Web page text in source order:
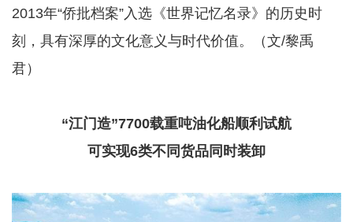
2013年“侨批档案”入选《世界记忆名录》的历史时
刻，具有深厚的文化意义与时代价值。（文/黎禹
君）
“江门造”7700载重吨油化船顺利试航
可实现6类不同货品同时装卸